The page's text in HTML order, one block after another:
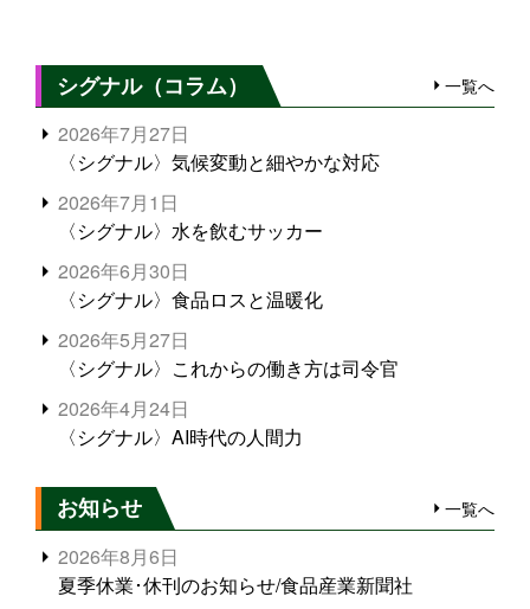
シグナル（コラム） 一覧へ
2026年7月27日
〈シグナル〉気候変動と細やかな対応
2026年7月1日
〈シグナル〉水を飲むサッカー
2026年6月30日
〈シグナル〉食品ロスと温暖化
2026年5月27日
〈シグナル〉これからの働き方は司令官
2026年4月24日
〈シグナル〉AI時代の人間力
お知らせ 一覧へ
2026年8月6日
夏季休業･休刊のお知らせ/食品産業新聞社